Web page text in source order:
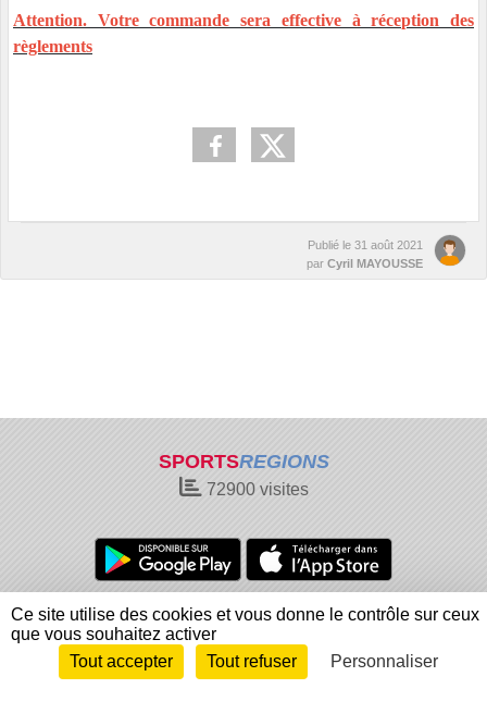
Attention. Votre commande sera effective à réception des
règlements
Publié le 31 août 2021
par Cyril MAYOUSSE
SPORTSREGIONS
72900visites
Charte cookies
Gestion des cookies
Informations légales
Signaler un contenu inapproprié
Envie de participer ?
Connexion
Ce site utilise des cookies et vous donne le contrôle sur ceux
que vous souhaitez activer
Tout accepter
Tout refuser Personnaliser